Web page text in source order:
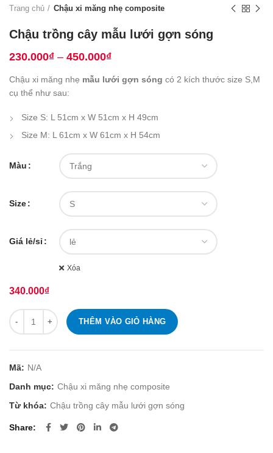
Trang chủ Chậu xi măng nhẹ composite
Chậu trồng cây mẫu lưới gợn sóng
230.000₫ – 450.000₫
Chậu xi măng nhẹ mẫu lưới gợn sóng có 2 kích thước size S,M
cụ thể như sau:
Size S: L 51cm x W 51cm x H 49cm
Size M: L 61cm x W 61cm x H 54cm
Màu
Size
Giá lẻ/sỉ
Xóa
340.000₫
Số lượng
THÊM VÀO GIỎ HÀNG
Mã: N/A
Danh mục: Chậu xi măng nhẹ composite
Từ khóa: Chậu trồng cây mẫu lưới gợn sóng
Share